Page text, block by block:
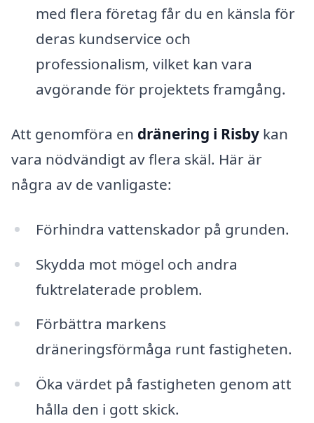
med flera företag får du en känsla för
deras kundservice och
professionalism, vilket kan vara
avgörande för projektets framgång.
Att genomföra en dränering i Risby kan
vara nödvändigt av flera skäl. Här är
några av de vanligaste:
Förhindra vattenskador på grunden.
Skydda mot mögel och andra
fuktrelaterade problem.
Förbättra markens
dräneringsförmåga runt fastigheten.
Öka värdet på fastigheten genom att
hålla den i gott skick.